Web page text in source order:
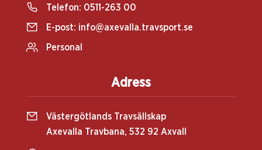
Telefon: 0511-263 00
E-post: info@axevalla.travsport.se
Personal
Adress
Västergötlands Travsällskap
Axevalla Travbana, 532 92 Axvall